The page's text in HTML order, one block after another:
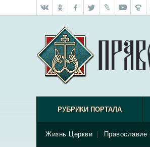
РУБРИКИ ПОРТАЛА
Жизнь Церкви Православие